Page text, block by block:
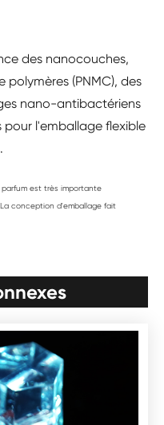
des nanocouches,
(PNMC), des
nano-antibactériens
l'emballage flexible
est très importante
conception d'emballage fait